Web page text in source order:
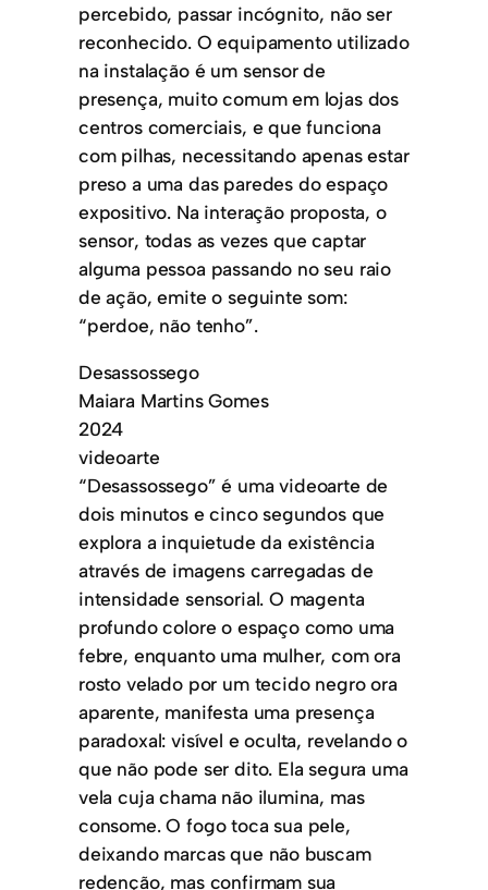
percebido, passar incógnito, não ser
reconhecido. O equipamento utilizado
na instalação é um sensor de
presença, muito comum em lojas dos
centros comerciais, e que funciona
com pilhas, necessitando apenas estar
preso a uma das paredes do espaço
expositivo. Na interação proposta, o
sensor, todas as vezes que captar
alguma pessoa passando no seu raio
de ação, emite o seguinte som:
“perdoe, não tenho”.
Desassossego
Maiara Martins Gomes
2024
videoarte
“Desassossego” é uma videoarte de
dois minutos e cinco segundos que
explora a inquietude da existência
através de imagens carregadas de
intensidade sensorial. O magenta
profundo colore o espaço como uma
febre, enquanto uma mulher, com ora
rosto velado por um tecido negro ora
aparente, manifesta uma presença
paradoxal: visível e oculta, revelando o
que não pode ser dito. Ela segura uma
vela cuja chama não ilumina, mas
consome. O fogo toca sua pele,
deixando marcas que não buscam
redenção, mas confirmam sua